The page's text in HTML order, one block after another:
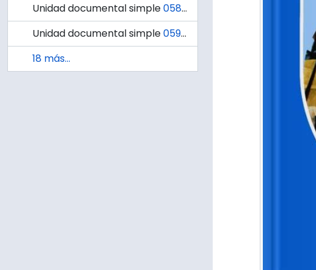
Unidad documental simple058 - Memoria de la Universidad de Concepción correspondiente al año 1987.
Unidad documental simple059 - Memoria de la Universidad de Concepción correspondiente al año 1988.
18 más...